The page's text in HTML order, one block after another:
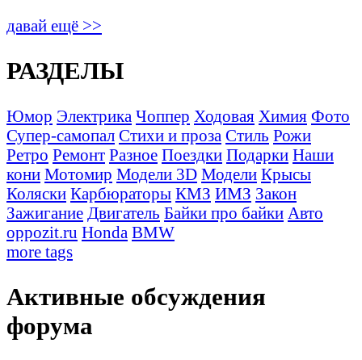
давай ещё >>
РАЗДЕЛЫ
Юмор Электрика Чоппер Ходовая Химия Фото
Супер-самопал Стихи и проза Стиль Рожи
Ретро Ремонт Разное Поездки Подарки Наши
кони Мотомир Модели 3D Модели Крысы
Коляски Карбюраторы КМЗ ИМЗ Закон
Зажигание Двигатель Байки про байки Авто
oppozit.ru Honda BMW
more tags
Активные обсуждения
форума